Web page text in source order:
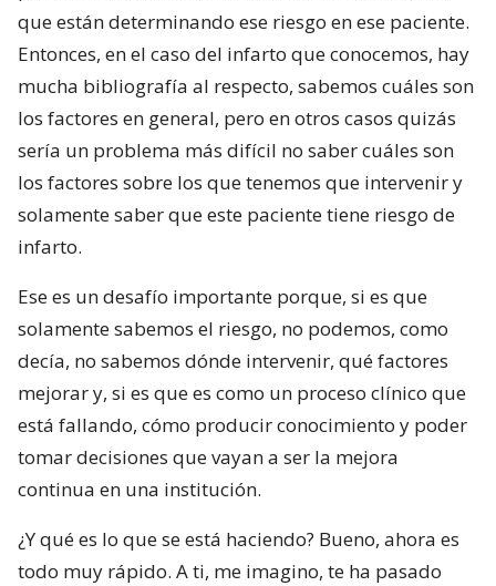
que están determinando ese riesgo en ese paciente.
Entonces, en el caso del infarto que conocemos, hay
mucha bibliografía al respecto, sabemos cuáles son
los factores en general, pero en otros casos quizás
sería un problema más difícil no saber cuáles son
los factores sobre los que tenemos que intervenir y
solamente saber que este paciente tiene riesgo de
infarto.
Ese es un desafío importante porque, si es que
solamente sabemos el riesgo, no podemos, como
decía, no sabemos dónde intervenir, qué factores
mejorar y, si es que es como un proceso clínico que
está fallando, cómo producir conocimiento y poder
tomar decisiones que vayan a ser la mejora
continua en una institución.
¿Y qué es lo que se está haciendo? Bueno, ahora es
todo muy rápido. A ti, me imagino, te ha pasado